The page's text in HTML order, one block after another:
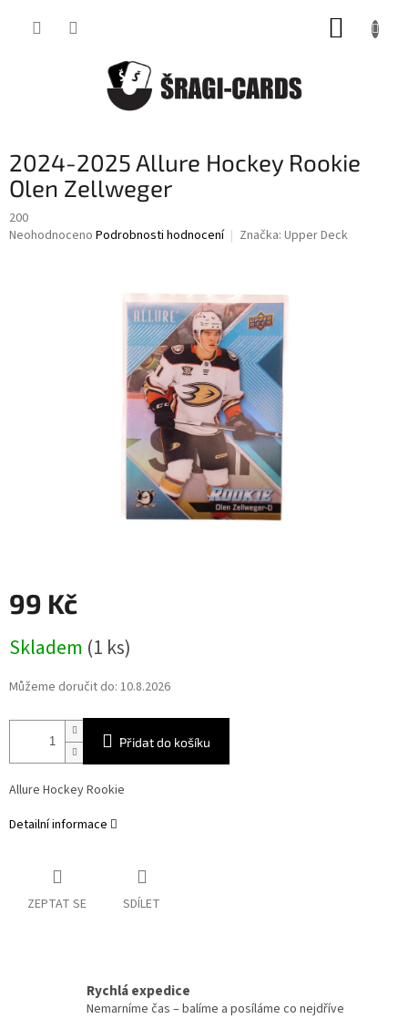
2024-2025 Allure Hockey Rookie
Olen Zellweger
200
Průměrné
Neohodnoceno Podrobnosti hodnocení Značka: Upper Deck
99 Kč
cena:
Skladem (1 ks)
Můžeme doručit do: 10.8.2026
Přidat do košíku
Allure Hockey Rookie
Detailní informace
ZEPTAT SE SDÍLET
Rychlá expedice
Nemarníme čas – balíme a posíláme co nejdříve